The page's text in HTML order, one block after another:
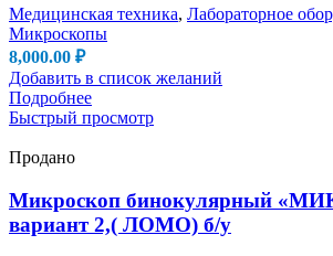
Медицинская техника, Лабораторное
Микроскопы
8,000.00 ₽
Добавить в список желаний
Подробнее
Быстрый просмотр
Продано
Микроскоп бинокулярный
вариант 2,( ЛОМО) б/у